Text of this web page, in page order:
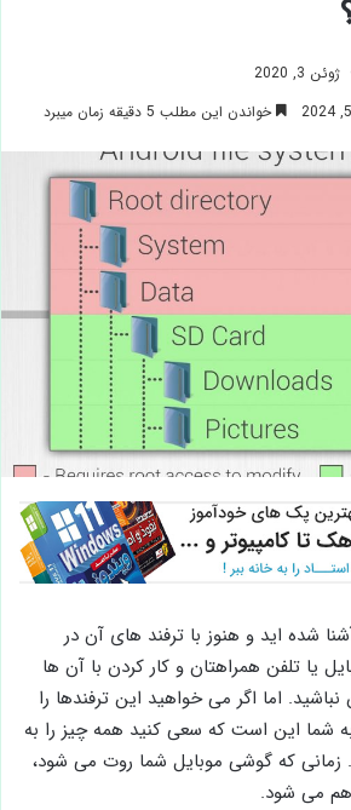
ژوئن 3, 2020
خواندن این مطلب 5 دقیقه زمان میبرد
شده اید و هنوز با ترفند های آن در
یا تلفن همراهتان و کار کردن با آن ها
نباشید. اما اگر می خواهید این ترفندها را
به شما این است که سعی کنید همه چیز را به
زمانی که گوشی موبایل شما روت می شود،
می شود.